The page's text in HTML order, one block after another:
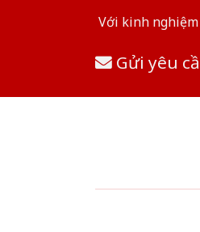
Với kinh
Gửi yêu